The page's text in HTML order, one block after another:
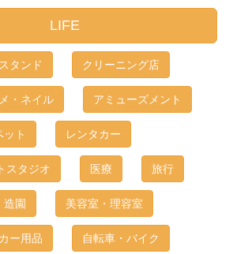
LIFE
タンド クリーニング店
・ネイル アミューズメント
ット レンタカー
スタジオ 医療 旅行
造園 美容室・理容室
ー用品 自転車・バイク